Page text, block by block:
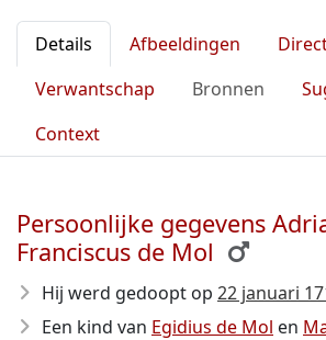
Details Afbeeldingen
Verwantschap
Bronnen
Context
Persoonlijke gegevens
Franciscus de Mol
Hij werd gedoopt op 22 januari
Een kind van Egidius de Mol en